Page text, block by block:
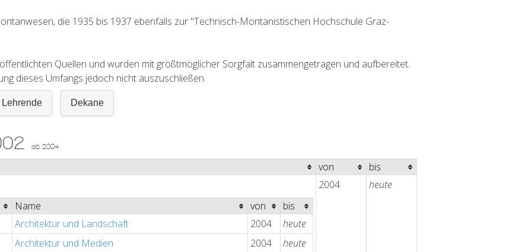
die 1935 bis 1937 ebenfalls zur "Technisch-Montanistischen Hochschule Graz-
Quellen und wurden mit größtmöglicher Sorgfalt zusammengetragen und aufbereitet.
dieses Umfangs jedoch nicht auszuschließen.
Lehrende Dekane
ab 2004
von
bis
Name von
bis
Architektur und Landschaft 2004
heute
Architektur und Medien 2004
heute
2004 heute